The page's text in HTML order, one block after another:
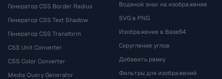
Генератор CSS Border Radius
Генератор CSS Text Shadow
Генератор CSS Transform
CSS Unit Converter
CSS Color Converter
Media Query Generator
Водяной знак на изображение
SVG в PNG
Изображение в Base64
Скругление углов
Добавить рамку
Фильтры для изображений